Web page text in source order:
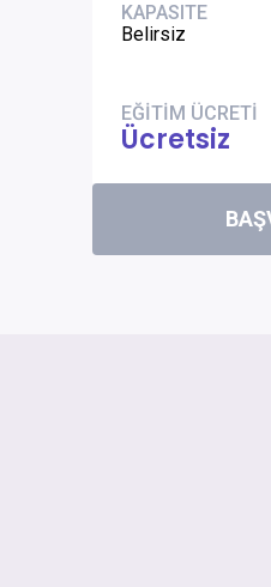
KAPASITE
Belirsiz
EĞİTİM ÜCRETİ
Ücretsiz